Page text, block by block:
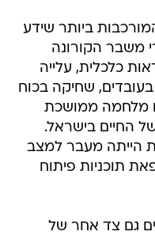
ביותר שידע
משבר הקורונה
כלכלית, עלייה
שחיקה בכוח
מלחמה ממושכת
החיים בישראל.
הייתה מעבר למצב
תוכניות פיתוח
גם צד אחר של